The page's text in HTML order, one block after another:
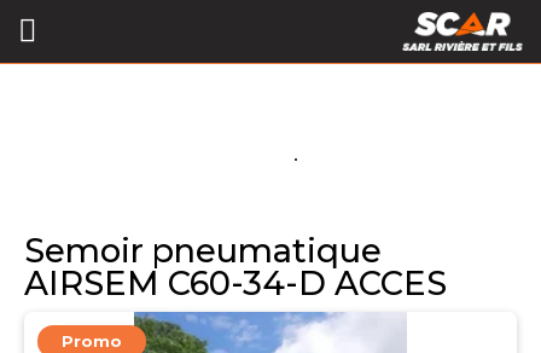
Promo
Semoir pneumatique
AIRSEM C60-34-D ACCES